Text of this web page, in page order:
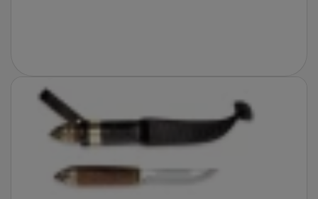
Fotografie